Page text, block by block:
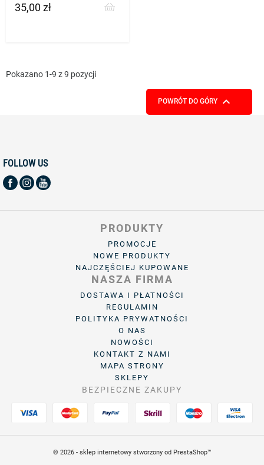
Cena
35,00 zł
Pokazano 1-9 z 9 pozycji
POWRÓT DO GÓRY 
FOLLOW US
PRODUKTY
PROMOCJE
NOWE PRODUKTY
NAJCZĘŚCIEJ KUPOWANE
NASZA FIRMA
DOSTAWA I PŁATNOŚCI
REGULAMIN
POLITYKA PRYWATNOŚCI
O NAS
NOWOŚCI
KONTAKT Z NAMI
MAPA STRONY
SKLEPY
BEZPIECZNE ZAKUPY
© 2026 - sklep internetowy stworzony od PrestaShop™